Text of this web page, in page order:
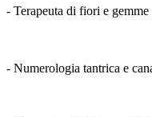
- Terapeuta di fiori e
- Numerologia tantrica e